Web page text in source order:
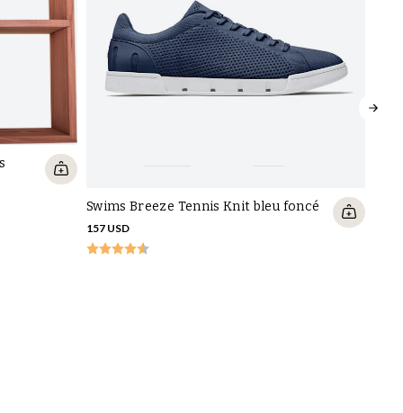
Swims Breeze Tennis Knit bleu foncé
157 USD